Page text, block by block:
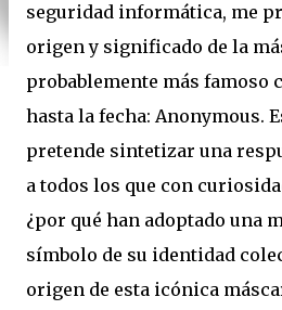
seguridad informática, me
origen y significado de la
probablemente más
hasta la fecha: Anonymous.
pretende sintetizar una
a todos los que con
¿por qué han adoptado una
símbolo de su identidad
origen de esta icónica